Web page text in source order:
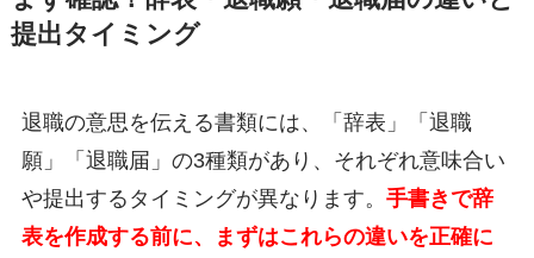
提出タイミング
退職の意思を伝える書類には、「辞表」「退職
願」「退職届」の3種類があり、それぞれ意味合い
や提出するタイミングが異なります。 手書きで辞
表を作成する前に、まずはこれらの違いを正確に